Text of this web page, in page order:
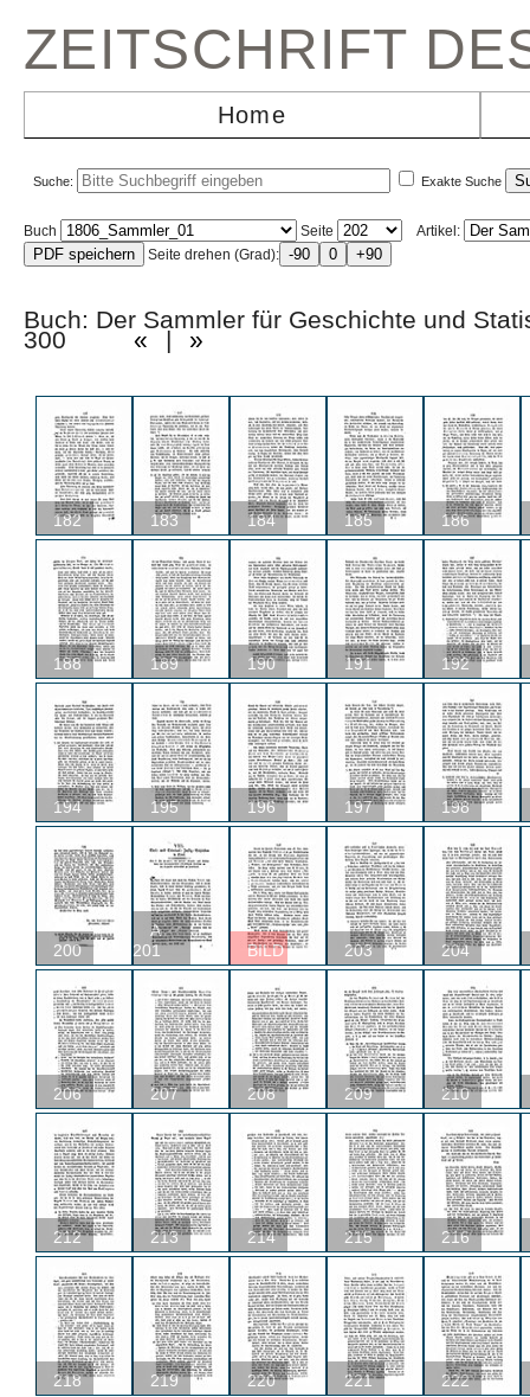
ZEITSCHRIFT
Home
Suche: Exakte Suche
Buch Seite
Artikel:
Seite drehen (Grad):
Buch: Der Sammler für Geschichte und
300 « | »
182 183 184 185 186
188 189 190 191 192
194 195 196 197 198
200
A
201
BILD 203 204
206 207 208 209 210
212 213 214 215 216
218 219 220 221 222